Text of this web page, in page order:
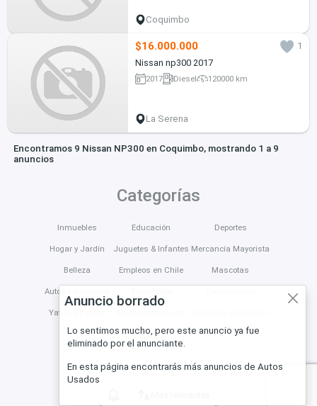
Coquimbo
$16.000.000
1
Nissan np300 2017
2017 Diesel 120000 km
La Serena
Encontramos 9 Nissan NP300 en Coquimbo, mostrando 1 a 9
anuncios
Anuncio borrado
Lo sentimos mucho, pero este anuncio ya fue
eliminado por el anunciante.
En esta página encontrarás más anuncios de Autos
Usados
Categorías
Inmuebles
Hogar y Jardín
Belleza
Autos y Vehículos
Yates & Barcos
Educación
Juguetes & Infantes
Empleos en Chile
Deportes
Mercancía Mayorista
Mascotas